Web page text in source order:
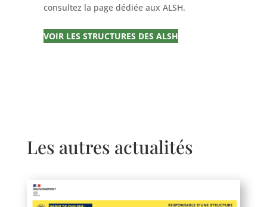
consultez la page dédiée aux ALSH.
VOIR LES STRUCTURES DES ALSH
Les autres actualités